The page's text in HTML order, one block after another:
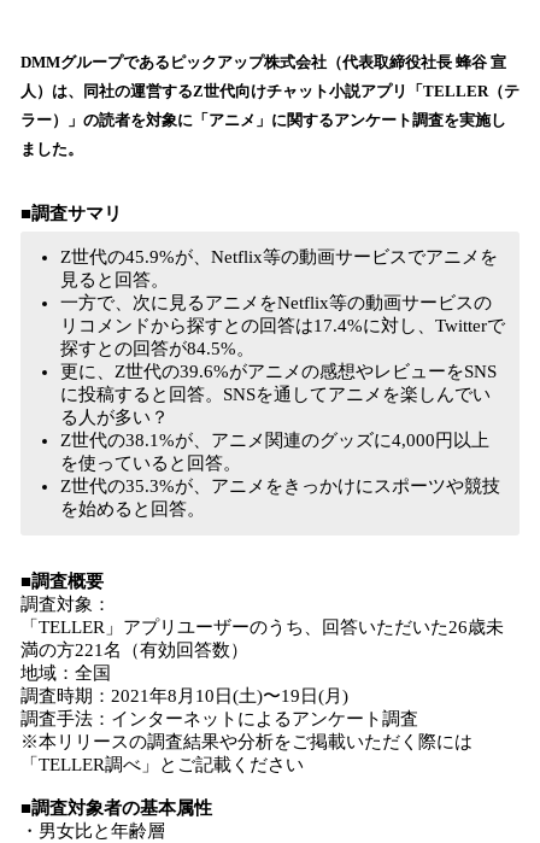
！
数
を
読
み
で
DMMグループであるピックアップ株式会社（代表取締役社長 蜂谷 宣
人）は、同社の運営するZ世代向けチャット小説アプリ「TELLER（テ
ラー）」の読者を対象に「アニメ」に関するアンケート調査を実施し
ました。
■調査サマリ
Z世代の45.9%が、Netflix等の動画サービスでアニメを
見ると回答。
一方で、次に見るアニメをNetflix等の動画サービスの
リコメンドから探すとの回答は17.4%に対し、Twitterで
探すとの回答が84.5%。
更に、Z世代の39.6%がアニメの感想やレビューをSNS
に投稿すると回答。SNSを通してアニメを楽しんでい
る人が多い？
Z世代の38.1%が、アニメ関連のグッズに4,000円以上
を使っていると回答。
Z世代の35.3%が、アニメをきっかけにスポーツや競技
を始めると回答。
■調査概要
調査対象：
「TELLER」アプリユーザーのうち、回答いただいた26歳未
満の方221名（有効回答数）
地域：全国
調査時期：2021年8月10日(土)〜19日(月)
調査手法：インターネットによるアンケート調査
※本リリースの調査結果や分析をご掲載いただく際には
「TELLER調べ」とご記載ください
■調査対象者の基本属性
・男女比と年齢層